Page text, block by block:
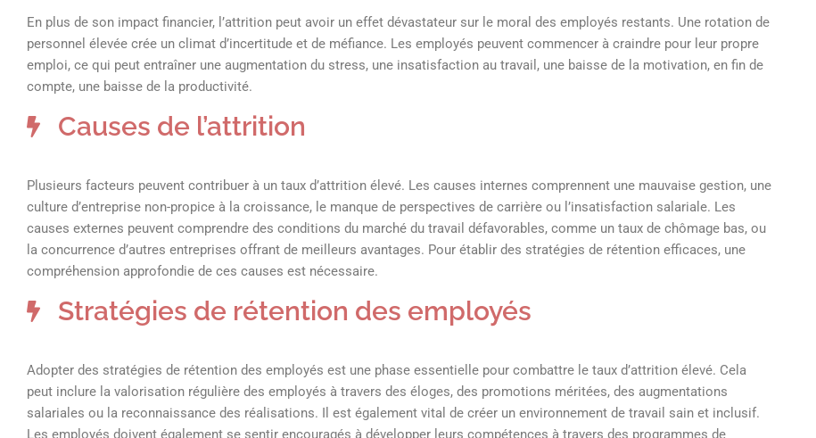
En plus de son impact financier, l’attrition peut avoir un effet dévastateur sur le moral des employés restants. Une rotation de
personnel élevée crée un climat d’incertitude et de méfiance. Les employés peuvent commencer à craindre pour leur propre
emploi, ce qui peut entraîner une augmentation du stress, une insatisfaction au travail, une baisse de la motivation, en fin de
compte, une baisse de la productivité.
Causes de l’attrition
Plusieurs facteurs peuvent contribuer à un taux d’attrition élevé. Les causes internes comprennent une mauvaise gestion, une
culture d’entreprise non-propice à la croissance, le manque de perspectives de carrière ou l’insatisfaction salariale. Les
causes externes peuvent comprendre des conditions du marché du travail défavorables, comme un taux de chômage bas, ou
la concurrence d’autres entreprises offrant de meilleurs avantages. Pour établir des stratégies de rétention efficaces, une
compréhension approfondie de ces causes est nécessaire.
Stratégies de rétention des employés
Adopter des stratégies de rétention des employés est une phase essentielle pour combattre le taux d’attrition élevé. Cela
peut inclure la valorisation régulière des employés à travers des éloges, des promotions méritées, des augmentations
salariales ou la reconnaissance des réalisations. Il est également vital de créer un environnement de travail sain et inclusif.
Les employés doivent également se sentir encouragés à développer leurs compétences à travers des programmes de